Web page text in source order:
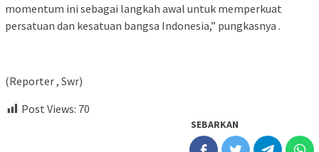
momentum ini sebagai langkah awal untuk memperkuat
persatuan dan kesatuan bangsa Indonesia,” pungkasnya .
(Reporter , Swr)
Post Views: 70
SEBARKAN